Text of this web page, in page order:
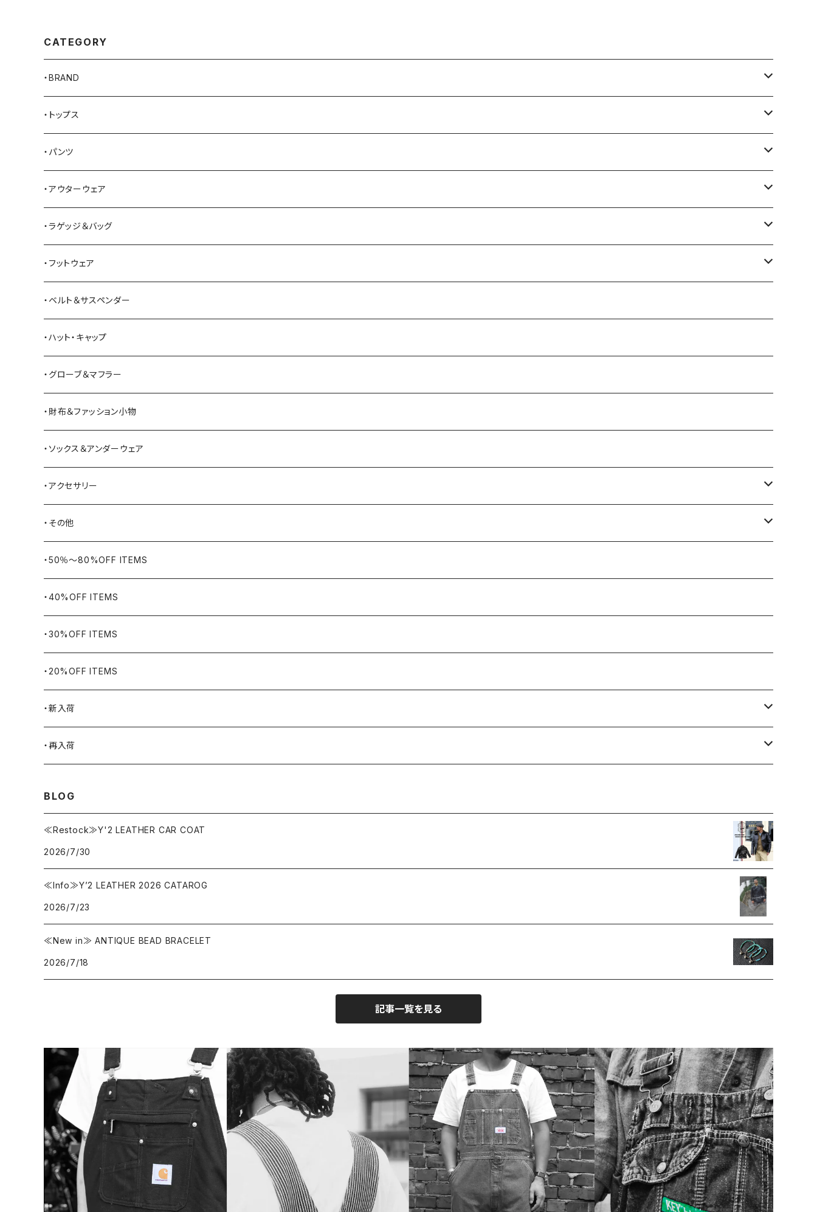
CATEGORY
・BRAND
AKER
Alden
ALFONSO'S OF HOLLYWOOD LEATHER
All American Khakis
American Optical
ANDERSON BEAN BOOT CO.
Bass Pro Shops
BATTLE LAKE
Barbour
BAYSIDE
BELSTAFF
BIG BILL
WORKERS BIGDAY
BHADUR
Bills KHAKIS
BLUCO
Blundstone
BLACK JACK BOOTS
CAMBER
CONVERSE
DARN TOUGH VERMONT
Dickies
DULUTH PACK
Easymoc
・トップス
Tシャツ
シャツ
ベスト
セーター
スウェットシャツ
カーディガン
パーカー
・パンツ
ジーンズ
ワークパンツ
オーバーオール
ミリタリーパンツ
ツナギ
ジャージ・スウェット
ハーフパンツ・ショートパンツ
・アウターウェア
コート
ジャケット
ベスト
・ラゲッジ＆バッグ
トートバッグ
ショルダーバッグ
リュック・バックパック
ボストンバッグ・ダッフルバッグ
ヒップバッグ・ファニーパック
ブリーフケース
ツールバッグ
・フットウェア
ブーツ
スニーカー
サンダル
その他シューズ
シュー用品
・ベルト＆サスペンダー
・ハット・キャップ
・グローブ＆マフラー
・財布＆ファッション小物
・ソックス＆アンダーウェア
・アクセサリー
バングル・ブレスレット
リング
ネックレス・ペンダント
ピンズ・ブローチ
腕時計
・その他
ヴィンテージ
アウトドア用品
ナバホラグ・ビンテージラグ
ブランケット
食品
ライター
エプロン
本、写真集
・50％〜80%OFF ITEMS
・40%OFF ITEMS
・30%OFF ITEMS
・20%OFF ITEMS
・新入荷
2026.7.31
2026.7.6
・再入荷
2026.7.23
BLOG
≪Restock≫Y'2 LEATHER CAR COAT
2026/7/30
≪Info≫Y’2 LEATHER 2026 CATAROG
2026/7/23
≪New in≫ ANTIQUE BEAD BRACELET
2026/7/18
記事一覧を見る